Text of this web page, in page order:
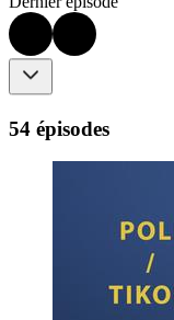
54 épisodes